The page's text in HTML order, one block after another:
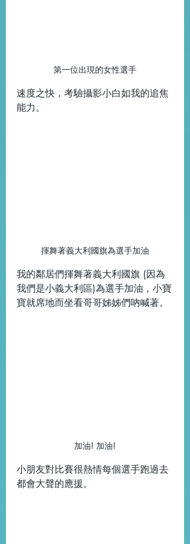
第一位出現的女性選手
速度之快，考驗攝影小白如我的追焦
能力。
揮舞著義大利國旗為選手加油
我的鄰居們揮舞著義大利國旗 (因為
我們是小義大利區)為選手加油，小寶
寶就席地而坐看哥哥姊姊們吶喊著。
加油! 加油!
小朋友對比賽很熱情每個選手跑過去
都會大聲的應援。